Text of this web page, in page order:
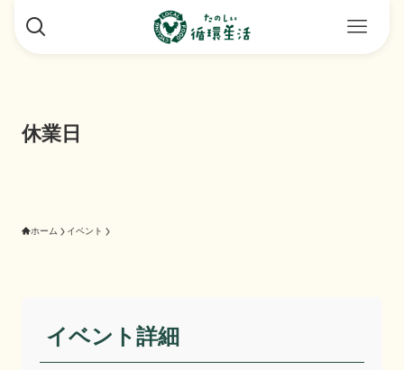
休業日
ホーム イベント
イベント詳細